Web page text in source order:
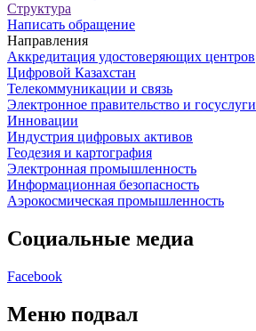
Структура
Написать обращение
Направления
Аккредитация удостоверяющих центров
Цифровой Казахстан
Телекоммуникации и связь
Электронное правительство и госуслуги
Инновации
Индустрия цифровых активов
Геодезия и картография
Электронная промышленность
Информационная безопасность
Аэрокосмическая промышленность
Социальные медиа
Facebook
Меню подвал